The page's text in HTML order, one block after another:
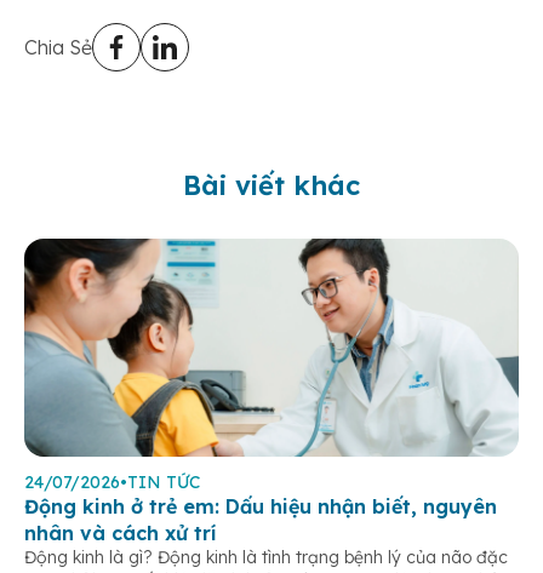
Chia Sẻ
Bài viết khác
24/07/2026•TIN TỨC
Động kinh ở trẻ em: Dấu hiệu nhận biết, nguyên
nhân và cách xử trí
Động kinh là gì? Động kinh là tình trạng bệnh lý của não đặc